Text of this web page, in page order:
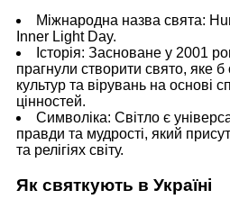
Міжнародна назва свята:
Inner Light Day.
Історія: Засноване у 2001
прагнули створити свято, яке
культур та вірувань на основі
цінностей.
Символіка: Світло є
правди та мудрості, який
та релігіях світу.
Як святкують в Україні